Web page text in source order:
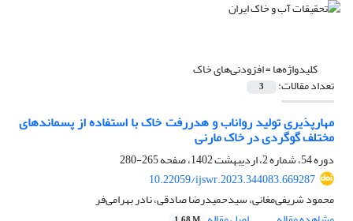
کلیدواژه‌ها =افزودنی‌های خاک
تعداد مقالات: 3
مهارپذیری تولید رواناب و هدررفت خاک با استفاده از پسماندهای
مختلف گوگردی در خاک‌ مارنی
دوره 54، شماره 2، اردیبهشت 1402، صفحه
265-280
10.22059/ijswr.2023.344083.669287
محمود شریفی‌مغانی، سیدحمیدرضا صادقی، نادر بهرامی‌فر